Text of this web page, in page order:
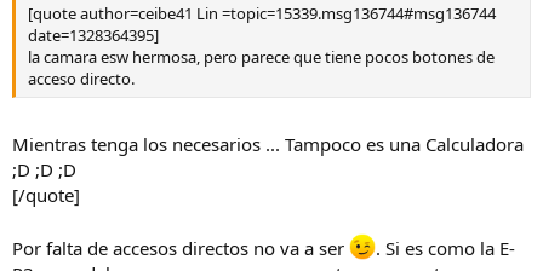
[quote author=ceibe41 Lin =topic=15339.msg136744#msg136744
date=1328364395]
la camara esw hermosa, pero parece que tiene pocos botones de
acceso directo.
Mientras tenga los necesarios ... Tampoco es una Calculadora
;D ;D ;D
[/quote]
Por falta de accesos directos no va a ser
. Si es como la E-